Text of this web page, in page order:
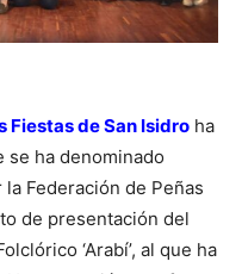
Fiestas de San Isidro ha
se ha denominado
Federación de Peñas
de presentación del
‘Arabí’, al que ha